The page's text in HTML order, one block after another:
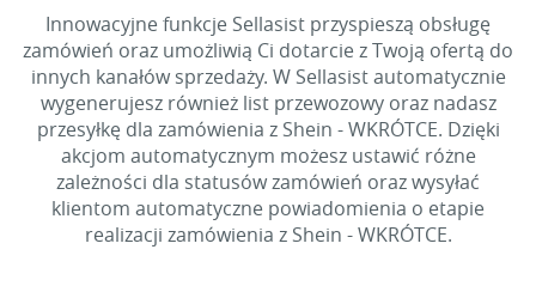
Innowacyjne funkcje Sellasist przyspieszą obsługę
zamówień oraz umożliwią Ci dotarcie z Twoją ofertą do
innych kanałów sprzedaży. W Sellasist automatycznie
wygenerujesz również list przewozowy oraz nadasz
przesyłkę dla zamówienia z Shein - WKRÓTCE. Dzięki
akcjom automatycznym możesz ustawić różne
zależności dla statusów zamówień oraz wysyłać
klientom automatyczne powiadomienia o etapie
realizacji zamówienia z Shein - WKRÓTCE.